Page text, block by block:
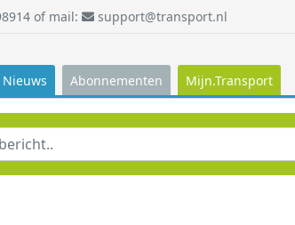
of mail: support@transport.nl
Nieuws Abonnementen Mijn.Transport